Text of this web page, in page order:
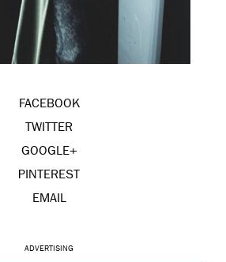
FACEBOOK
TWITTER
GOOGLE+
PINTEREST
EMAIL
ADVERTISING